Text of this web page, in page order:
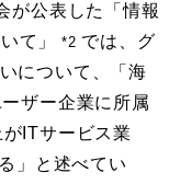
が公表した「情報
て」 *2 では、グ
について、「海
ザー企業に所属
ITサービス業
」と述べてい